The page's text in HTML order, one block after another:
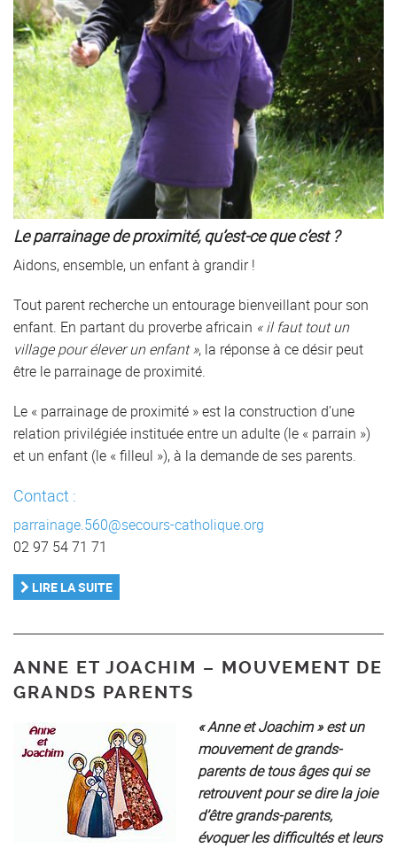
Le parrainage de proximité, qu’est-ce que c’est ?
Aidons, ensemble, un enfant à grandir !
Tout parent recherche un entourage bienveillant pour son
enfant. En partant du proverbe africain « il faut tout un
village pour élever un enfant », la réponse à ce désir peut
être le parrainage de proximité.
Le « parrainage de proximité » est la construction d’une
relation privilégiée instituée entre un adulte (le « parrain »)
et un enfant (le « filleul »), à la demande de ses parents.
Contact :
parrainage.560@secours-catholique.org
02 97 54 71 71
LIRE LA SUITE
ANNE ET JOACHIM – MOUVEMENT DE
GRANDS PARENTS
« Anne et Joachim » est un
mouvement de grands-
parents de tous âges qui se
retrouvent pour se dire la joie
d’être grands-parents,
évoquer les difficultés et leurs